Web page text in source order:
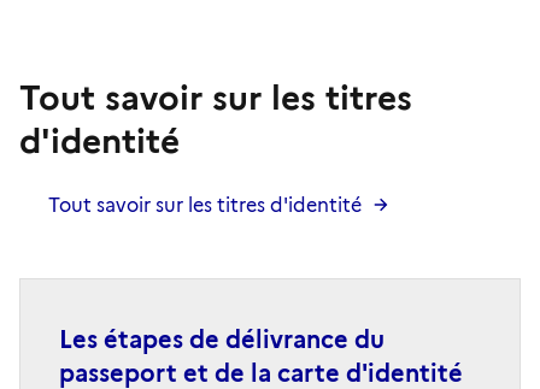
Tout savoir sur les titres
d'identité
Tout savoir sur les titres d'identité
Les étapes de délivrance du
passeport et de la carte d'identité